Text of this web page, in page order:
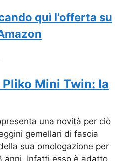
quì l’offerta su
Pliko Mini Twin: la
una novità per ciò
gemellari di fascia
sua omologazione per
anni. Infatti esso è adatto